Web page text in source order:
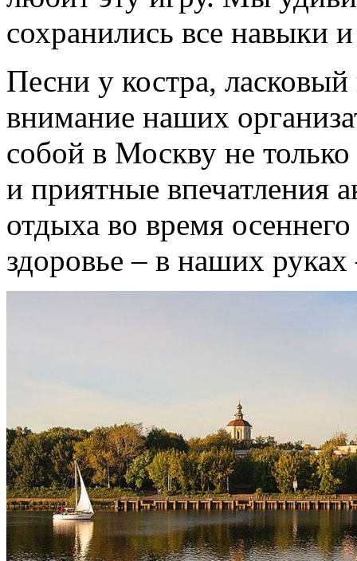
сохранились все навыки
Песни у костра,
внимание наших
собой в Москву не
и приятные впечатления
отдыха во время
здоровье – в наших